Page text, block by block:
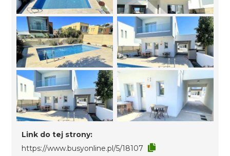
Link do tej strony:
https://www.busyonline.pl/5/18107